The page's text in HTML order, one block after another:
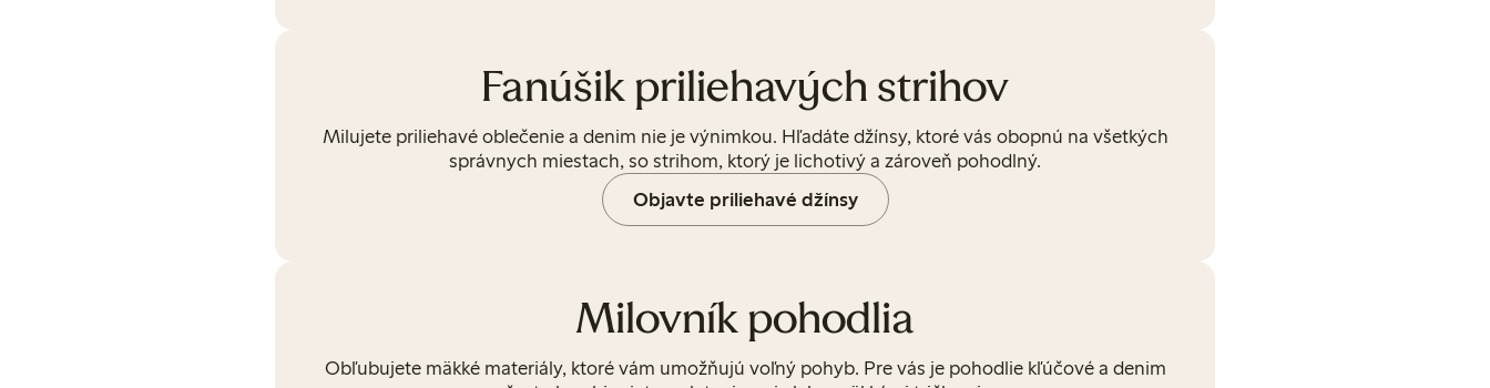
Fanúšik priliehavých strihov
Milujete priliehavé oblečenie a denim nie je výnimkou. Hľadáte džínsy, ktoré vás obopnú na všetkých
správnych miestach, so strihom, ktorý je lichotivý a zároveň pohodlný.
Objavte priliehavé džínsy
Milovník pohodlia
Obľubujete mäkké materiály, ktoré vám umožňujú voľný pohyb. Pre vás je pohodlie kľúčové a denim